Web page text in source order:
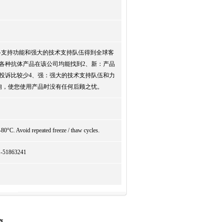
持功能和强大的技术支持队伍得到全球客
种抗体产品在该公司均能找到2、新：产品
诉比较少4、强：强大的技术支持队伍和力
使您使用产品时没有任何后顾之忧。
Avoid repeated freeze / thaw cycles.